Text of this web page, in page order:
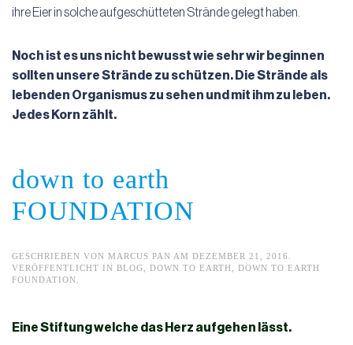
ihre Eier in solche aufgeschütteten Strände gelegt haben.
Noch ist es uns nicht bewusst wie sehr wir beginnen
sollten unsere Strände zu schützen. Die Strände als
lebenden Organismus zu sehen und mit ihm zu leben.
Jedes Korn zählt.
down to earth
FOUNDATION
GESCHRIEBEN VON MARCUS PAN AM DEZEMBER 21, 2016
VERÖFFENTLICHT IN BLOG DOWN TO EARTH
DOWN TO EARTH
FOUNDATION
Eine Stiftung welche das Herz aufgehen lässt.